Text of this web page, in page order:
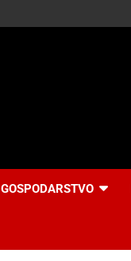
GOSPODARSTVO